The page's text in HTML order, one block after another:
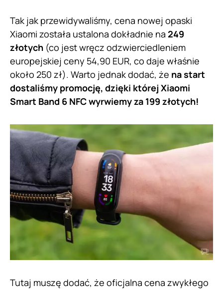
Tak jak przewidywaliśmy, cena nowej opaski
Xiaomi została ustalona dokładnie na 249
złotych (co jest wręcz odzwierciedleniem
europejskiej ceny 54,90 EUR, co daje właśnie
około 250 zł). Warto jednak dodać, że na start
dostaliśmy promocję, dzięki której Xiaomi
Smart Band 6 NFC wyrwiemy za 199 złotych!
Tutaj muszę dodać, że oficjalna cena zwykłego